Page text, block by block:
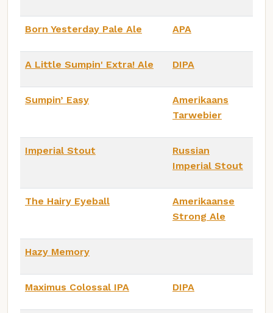
Born Yesterday Pale Ale APA
A Little Sumpin' Extra! Ale DIPA
Sumpin’ Easy
Amerikaans
Tarwebier
Imperial Stout
Russian
Imperial Stout
The Hairy Eyeball
Amerikaanse
Strong Ale
Hazy Memory
Maximus Colossal IPA DIPA